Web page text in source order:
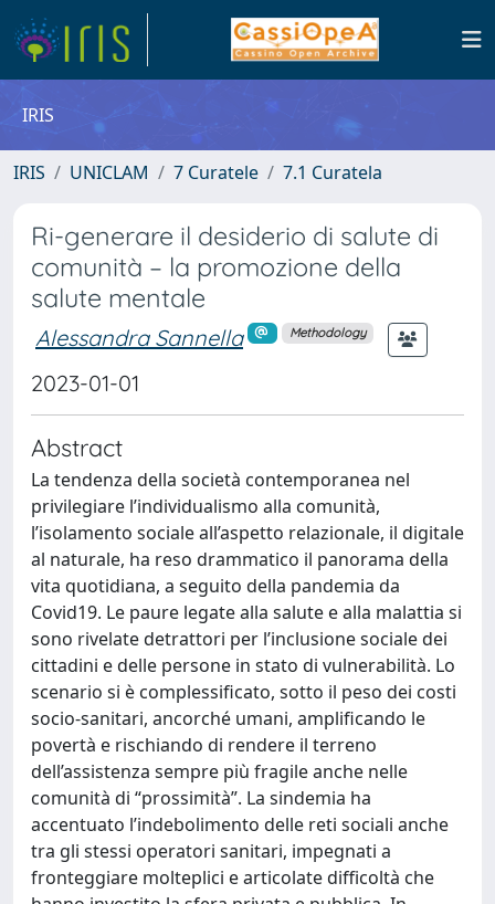
IRIS
IRIS UNICLAM 7 Curatele 7.1 Curatela
Ri-generare il desiderio di salute di
comunità – la promozione della
salute mentale
Alessandra Sannella Methodology
2023-01-01
Abstract
La tendenza della società contemporanea nel
privilegiare l’individualismo alla comunità,
l’isolamento sociale all’aspetto relazionale, il digitale
al naturale, ha reso drammatico il panorama della
vita quotidiana, a seguito della pandemia da
Covid19. Le paure legate alla salute e alla malattia si
sono rivelate detrattori per l’inclusione sociale dei
cittadini e delle persone in stato di vulnerabilità. Lo
scenario si è complessificato, sotto il peso dei costi
socio-sanitari, ancorché umani, amplificando le
povertà e rischiando di rendere il terreno
dell’assistenza sempre più fragile anche nelle
comunità di “prossimità”. La sindemia ha
accentuato l’indebolimento delle reti sociali anche
tra gli stessi operatori sanitari, impegnati a
fronteggiare molteplici e articolate difficoltà che